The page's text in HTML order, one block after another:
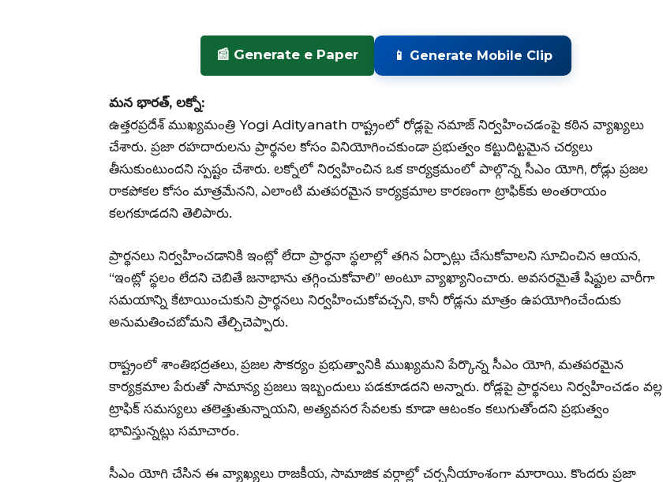
📰 Generate e Paper 📱 Generate Mobile Clip
మన భారత్, లక్నో:
ఉత్తరప్రదేశ్ ముఖ్యమంత్రి Yogi Adityanath రాష్ట్రంలో రోడ్లపై నమాజ్ నిర్వహించడంపై కఠిన వ్యాఖ్యలు
చేశారు. ప్రజా రహదారులను ప్రార్థనల కోసం వినియోగించకుండా ప్రభుత్వం కట్టుదిట్టమైన చర్యలు
తీసుకుంటుందని స్పష్టం చేశారు. లక్నోలో నిర్వహించిన ఒక కార్యక్రమంలో పాల్గొన్న సీఎం యోగి, రోడ్లు ప్రజల
రాకపోకల కోసం మాత్రమేనని, ఎలాంటి మతపరమైన కార్యక్రమాల కారణంగా ట్రాఫిక్‌కు అంతరాయం
కలగకూడదని తెలిపారు.
ప్రార్థనలు నిర్వహించడానికి ఇంట్లో లేదా ప్రార్థనా స్థలాల్లో తగిన ఏర్పాట్లు చేసుకోవాలని సూచించిన ఆయన,
“ఇంట్లో స్థలం లేదని చెబితే జనాభాను తగ్గించుకోవాలి” అంటూ వ్యాఖ్యానించారు. అవసరమైతే షిఫ్టుల వారీగా
సమయాన్ని కేటాయించుకుని ప్రార్థనలు నిర్వహించుకోవచ్చని, కానీ రోడ్లను మాత్రం ఉపయోగించేందుకు
అనుమతించబోమని తేల్చిచెప్పారు.
రాష్ట్రంలో శాంతిభద్రతలు, ప్రజల సౌకర్యం ప్రభుత్వానికి ముఖ్యమని పేర్కొన్న సీఎం యోగి, మతపరమైన
కార్యక్రమాల పేరుతో సామాన్య ప్రజలు ఇబ్బందులు పడకూడదని అన్నారు. రోడ్లపై ప్రార్థనలు నిర్వహించడం వల్ల
ట్రాఫిక్ సమస్యలు తలెత్తుతున్నాయని, అత్యవసర సేవలకు కూడా ఆటంకం కలుగుతోందని ప్రభుత్వం
భావిస్తున్నట్లు సమాచారం.
సీఎం యోగి చేసిన ఈ వ్యాఖ్యలు రాజకీయ, సామాజిక వర్గాల్లో చర్చనీయాంశంగా మారాయి. కొందరు ప్రజా